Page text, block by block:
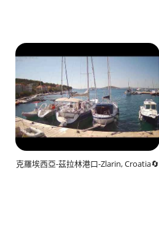
克羅埃西亞-茲拉林港口-Zlarin, Croatia🔄